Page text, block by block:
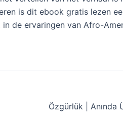
is dit ebook gratis lezen
de ervaringen van Afro-
Özgürlük | Anında